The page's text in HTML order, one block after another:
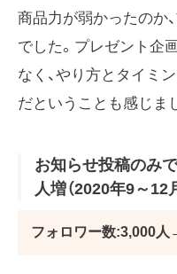
商品力が弱かったのか
でした。プレゼント企
なく、やり方とタイミ
だということも感じま
お知らせ投稿のみ
人増（2020年9～12
フォロワー数:3,000人